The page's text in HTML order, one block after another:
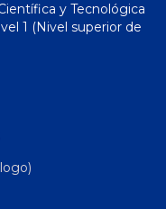
y Tecnológica
1 (Nivel superior de